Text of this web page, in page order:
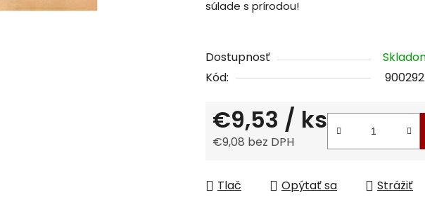
súlade s prírodou!
Dostupnosť
Kód:
900292
€9,53 / ks
€9,08 bez DPH
Tlač
Opýtať sa Strážiť